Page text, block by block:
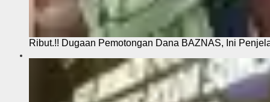
Ribut.!! Dugaan Pemotongan Dana BAZNAS, Ini